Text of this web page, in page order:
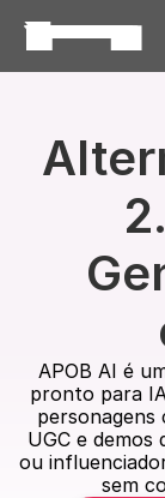
APOB AI é
pronto para
personagens
UGC e
ou
sem